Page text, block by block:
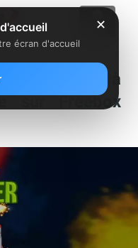
du shooter à
sur Freebox
✕
écran d'accueil